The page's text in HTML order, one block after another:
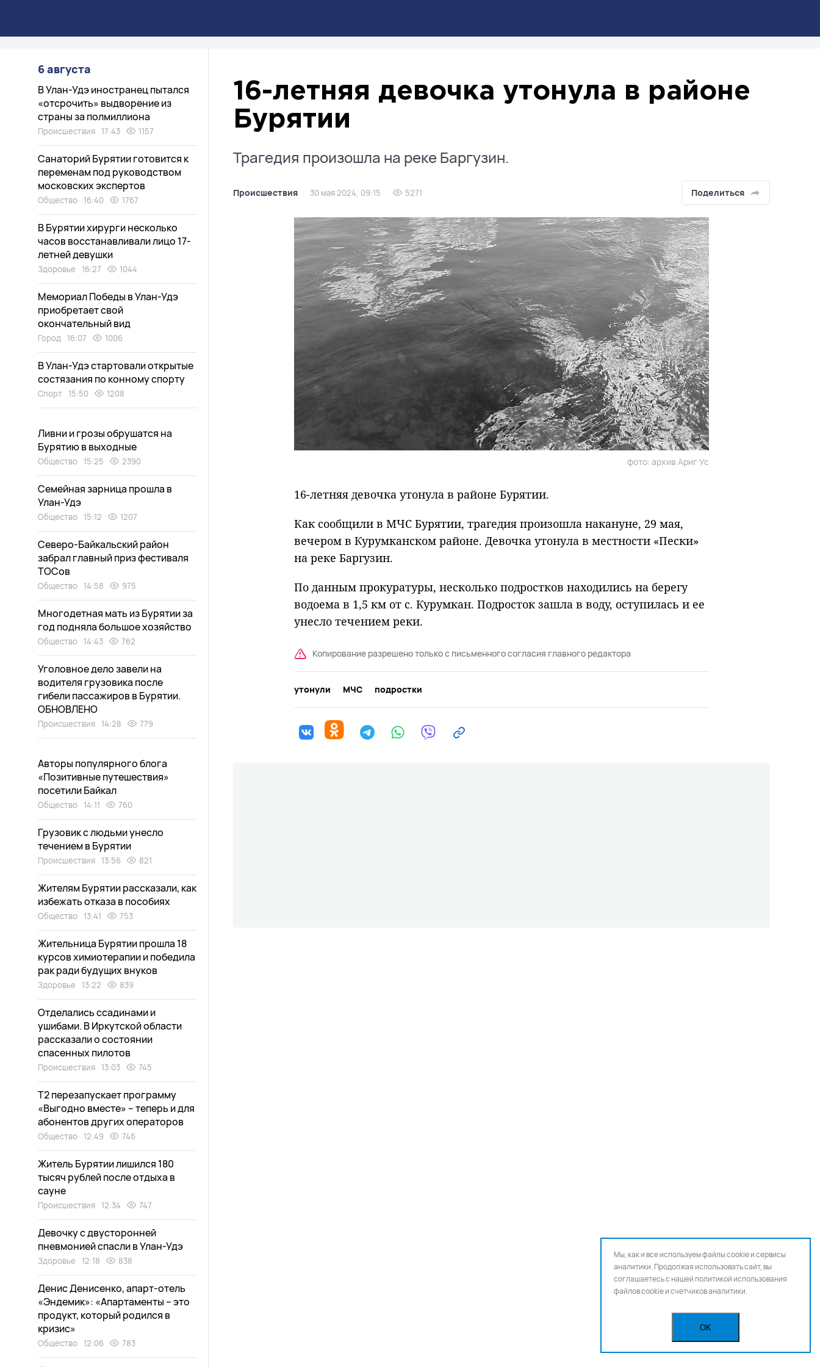
16-летняя девочка утонула в районе
Бурятии
Трагедия произошла на реке Баргузин.
Происшествия 30 мая 2024, 09:15 5271 Поделиться
фото: архив Ариг Ус
16-летняя девочка утонула в районе Бурятии.
Как сообщили в МЧС Бурятии, трагедия произошла накануне, 29 мая,
вечером в Курумканском районе. Девочка утонула в местности «Пески»
на реке Баргузин.
По данным прокуратуры, несколько подростков находились на берегу
водоема в 1,5 км от с. Курумкан. Подросток зашла в воду, оступилась и ее
унесло течением реки.
Копирование разрешено только с письменного согласия главного редактора
утонули МЧС подростки
6 августа
В Улан-Удэ иностранец пытался
«отсрочить» выдворение из
страны за полмиллиона
Происшествия 17:43 1157
Санаторий Бурятии готовится к
переменам под руководством
московских экспертов
Общество 16:40 1767
В Бурятии хирурги несколько
часов восстанавливали лицо 17-
летней девушки
Здоровье 16:27 1044
Мемориал Победы в Улан-Удэ
приобретает свой
окончательный вид
Город 16:07 1006
В Улан-Удэ стартовали открытые
состязания по конному спорту
Спорт 15:50 1208
Ливни и грозы обрушатся на
Бурятию в выходные
Общество 15:25 2390
Семейная зарница прошла в
Улан-Удэ
Общество 15:12 1207
Северо-Байкальский район
забрал главный приз фестиваля
ТОСов
Общество 14:58 975
Многодетная мать из Бурятии за
год подняла большое хозяйство
Общество 14:43 762
Уголовное дело завели на
водителя грузовика после
гибели пассажиров в Бурятии.
ОБНОВЛЕНО
Происшествия 14:28 779
Авторы популярного блога
«Позитивные путешествия»
посетили Байкал
Общество 14:11 760
Грузовик с людьми унесло
течением в Бурятии
Происшествия 13:56 821
Жителям Бурятии рассказали, как
избежать отказа в пособиях
Общество 13:41 753
Жительница Бурятии прошла 18
курсов химиотерапии и победила
рак ради будущих внуков
Здоровье 13:22 839
Отделались ссадинами и
ушибами. В Иркутской области
рассказали о состоянии
спасенных пилотов
Происшествия 13:03 745
Т2 перезапускает программу
«Выгодно вместе» – теперь и для
абонентов других операторов
Общество 12:49 746
Житель Бурятии лишился 180
тысяч рублей после отдыха в
сауне
Происшествия 12:34 747
Девочку с двусторонней
пневмонией спасли в Улан-Удэ
Здоровье 12:18 838
Денис Денисенко, апарт-отель
«Эндемик»: «Апартаменты – это
продукт, который родился в
кризис»
Общество 12:06 783
Мы, как и все используем файлы cookie и сервисы
аналитики. Продолжая использовать сайт, вы
соглашаетесь с нашейполитикой использования
файлов cookie и счетчиков аналитики.
OK